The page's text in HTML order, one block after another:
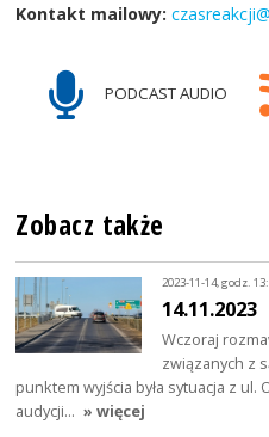
Kontakt mailowy:
PODCAST AUDIO
Zobacz także
2023-11-14, godz.
14.11.2023
Wczoraj
związanych z
punktem wyjścia była sytuacja z ul.
audycji… » więcej